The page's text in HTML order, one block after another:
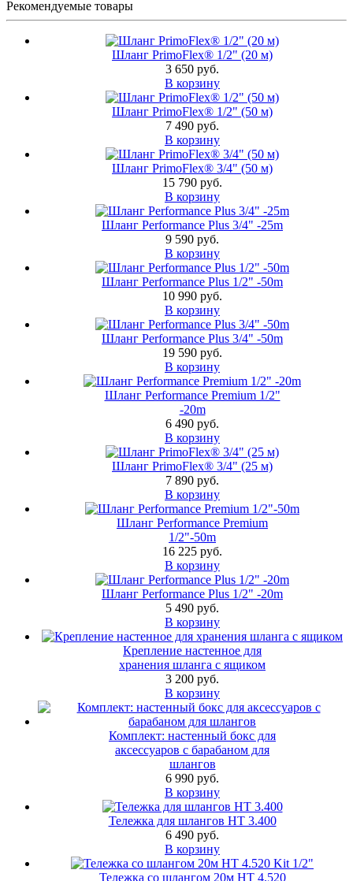
Рекомендуемые товары
Шланг PrimoFlex® 1/2" (20 м)
3 650 руб.
В корзину
Шланг PrimoFlex® 1/2" (50 м)
7 490 руб.
В корзину
Шланг PrimoFlex® 3/4" (50 м)
15 790 руб.
В корзину
Шланг Performance Plus 3/4" -25m
9 590 руб.
В корзину
Шланг Performance Plus 1/2" -50m
10 990 руб.
В корзину
Шланг Performance Plus 3/4" -50m
19 590 руб.
В корзину
Шланг Performance Premium 1/2"
-20m
6 490 руб.
В корзину
Шланг PrimoFlex® 3/4" (25 м)
7 890 руб.
В корзину
Шланг Performance Premium
1/2"-50m
16 225 руб.
В корзину
Шланг Performance Plus 1/2" -20m
5 490 руб.
В корзину
Крепление настенное для
хранения шланга с ящиком
3 200 руб.
В корзину
Комплект: настенный бокс для
аксессуаров с барабаном для
шлангов
6 990 руб.
В корзину
Тележка для шлангов HT 3.400
6 490 руб.
В корзину
Тележка со шлангом 20м HT 4.520